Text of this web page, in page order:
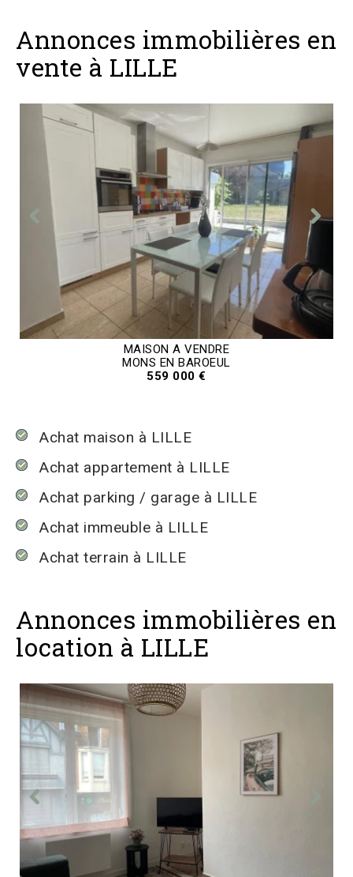
Annonces immobilières en
vente à LILLE
MAISON A VENDRE
MONS EN BAROEUL
559 000 €
Achat maison à LILLE
Achat appartement à LILLE
Achat parking / garage à LILLE
Achat immeuble à LILLE
Achat terrain à LILLE
Annonces immobilières en
location à LILLE